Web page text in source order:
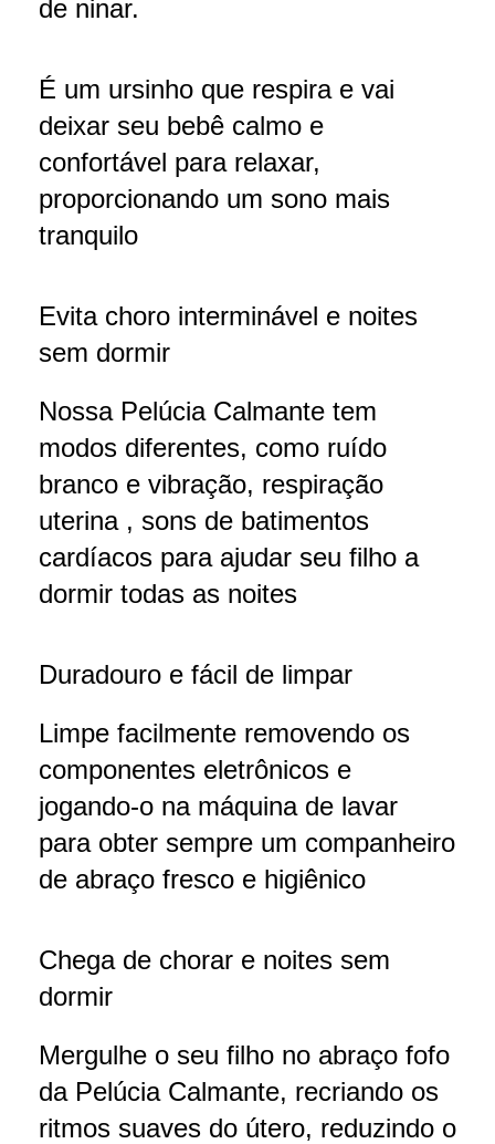
de ninar.
É um ursinho que respira e vai
deixar seu bebê calmo e
confortável para relaxar,
proporcionando um sono mais
tranquilo
Evita choro interminável e noites
sem dormir
Nossa Pelúcia Calmante tem
modos diferentes, como ruído
branco e vibração, respiração
uterina , sons de batimentos
cardíacos para ajudar seu filho a
dormir todas as noites
Duradouro e fácil de limpar
Limpe facilmente removendo os
componentes eletrônicos e
jogando-o na máquina de lavar
para obter sempre um companheiro
de abraço fresco e higiênico
Chega de chorar e noites sem
dormir
Mergulhe o seu filho no abraço fofo
da Pelúcia Calmante, recriando os
ritmos suaves do útero, reduzindo o